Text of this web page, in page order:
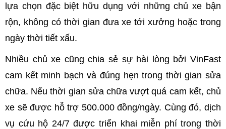
lựa chọn đặc biệt hữu dụng với những chủ xe bận
rộn, không có thời gian đưa xe tới xưởng hoặc trong
ngày thời tiết xấu.
Nhiều chủ xe cũng chia sẻ sự hài lòng bởi VinFast
cam kết minh bạch và đúng hẹn trong thời gian sửa
chữa. Nếu thời gian sửa chữa vượt quá cam kết, chủ
xe sẽ được hỗ trợ 500.000 đồng/ngày. Cùng đó, dịch
vụ cứu hộ 24/7 được triển khai miễn phí trong thời